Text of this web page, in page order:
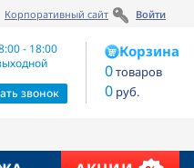
Корпоративный сайт Войти
- 18:00
звонок
Корзина
0товаров
0 руб.